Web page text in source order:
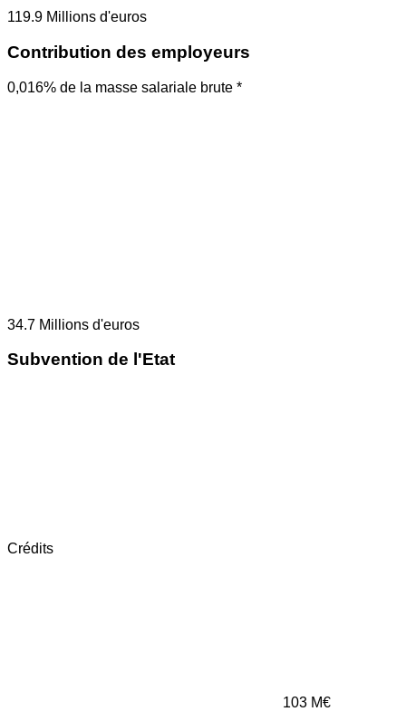
119.9 Millions d'euros
Contribution des employeurs
0,016% de la masse salariale brute *
34.7 Millions d'euros
Subvention de l'Etat
Crédits
103 M€